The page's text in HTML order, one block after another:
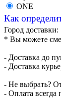
ONE
Как
Город доставки:
* Вы можете
- Доставка до
- Доставка
- Не выбрать?
- Оплата всегда